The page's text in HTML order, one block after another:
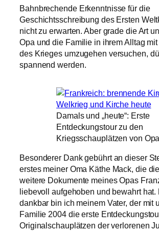
Bahnbrechende Erkenntnisse für die
Geschichtsschreibung des Ersten
nicht zu erwarten. Aber grade die Art
Opa und die Familie in ihrem Alltag
des Krieges umzugehen versuchen,
spannend werden.
Damals und „heute“: Erste
Entdeckungstour zu den
Kriegsschauplätzen von
Besonderer Dank gebührt an dieser
erstes meiner Oma Käthe Mack, die
weitere Dokumente meines Opas
liebevoll aufgehoben und bewahrt hat.
dankbar bin ich meinem Vater, der mit
Familie 2004 die erste
Originalschauplätzen der verlorenen